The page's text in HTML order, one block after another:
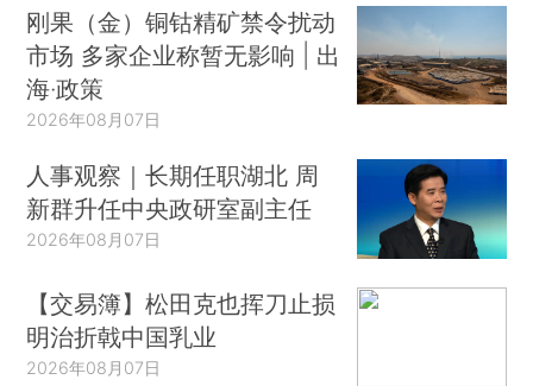
刚果（金）铜钴精矿禁令扰动
市场 多家企业称暂无影响 | 出
海·政策
2026年08月07日
人事观察｜长期任职湖北 周
新群升任中央政研室副主任
2026年08月07日
【交易簿】松田克也挥刀止损
明治折戟中国乳业
2026年08月07日